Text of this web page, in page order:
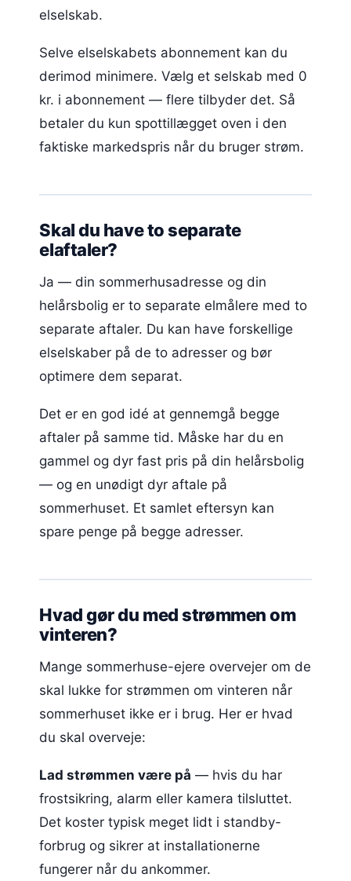
elselskab.
Selve elselskabets abonnement kan du
derimod minimere. Vælg et selskab med 0
kr. i abonnement — flere tilbyder det. Så
betaler du kun spottillægget oven i den
faktiske markedspris når du bruger strøm.
Skal du have to separate
elaftaler?
Ja — din sommerhusadresse og din
helårsbolig er to separate elmålere med to
separate aftaler. Du kan have forskellige
elselskaber på de to adresser og bør
optimere dem separat.
Det er en god idé at gennemgå begge
aftaler på samme tid. Måske har du en
gammel og dyr fast pris på din helårsbolig
— og en unødigt dyr aftale på
sommerhuset. Et samlet eftersyn kan
spare penge på begge adresser.
Hvad gør du med strømmen om
vinteren?
Mange sommerhuse-ejere overvejer om de
skal lukke for strømmen om vinteren når
sommerhuset ikke er i brug. Her er hvad
du skal overveje:
Lad strømmen være på — hvis du har
frostsikring, alarm eller kamera tilsluttet.
Det koster typisk meget lidt i standby-
forbrug og sikrer at installationerne
fungerer når du ankommer.